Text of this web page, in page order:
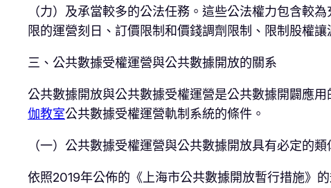
（力）及承當較多的公法任務。這些公法權力包含較
限的運營刻日、訂價限制和價錢調劑限制、限制股權
三、公共數據受權運營與公共數據開放的關系
公共數據開放與公共數據受權運營是公共數據開闢應
伽教室公共數據受權運營軌制系統的條件。
（一）公共數據受權運營與公共數據開放具有必定的類
依照2019年公佈的《上海市公共數據開放暫行措施》